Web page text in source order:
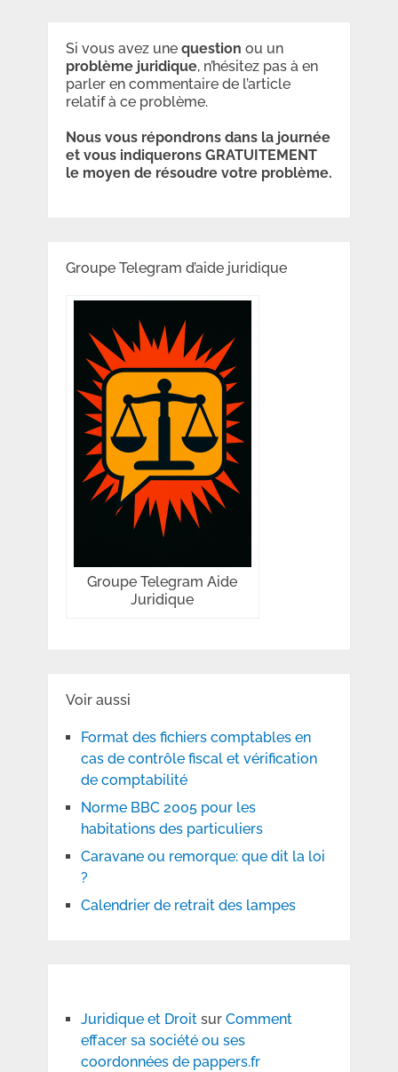
Si vous avez une question ou un
problème juridique, n’hésitez pas à en
parler en commentaire de l’article
relatif à ce problème.
Nous vous répondrons dans la journée
et vous indiquerons GRATUITEMENT
le moyen de résoudre votre problème.
Groupe Telegram d’aide juridique
Groupe Telegram Aide
Juridique
Voir aussi
Format des fichiers comptables en
cas de contrôle fiscal et vérification
de comptabilité
Norme BBC 2005 pour les
habitations des particuliers
Caravane ou remorque: que dit la loi
?
Calendrier de retrait des lampes
Juridique et Droitsur Comment
effacer sa société ou ses
coordonnées de pappers.fr